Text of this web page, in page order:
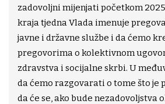
zadovoljni mijenjati početkom
kraja tjedna Vlada imenuje
javne i državne službe i da ćemo
pregovorima o kolektivnom
zdravstva i socijalne skrbi. U
da ćemo razgovarati o tome što je
da će se, ako bude nezadovoljstva